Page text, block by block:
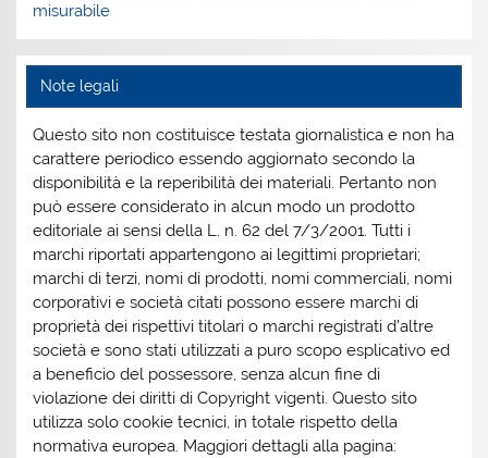
misurabile
Note legali
Questo sito non costituisce testata giornalistica e non ha
carattere periodico essendo aggiornato secondo la
disponibilità e la reperibilità dei materiali. Pertanto non
può essere considerato in alcun modo un prodotto
editoriale ai sensi della L. n. 62 del 7/3/2001. Tutti i
marchi riportati appartengono ai legittimi proprietari;
marchi di terzi, nomi di prodotti, nomi commerciali, nomi
corporativi e società citati possono essere marchi di
proprietà dei rispettivi titolari o marchi registrati d’altre
società e sono stati utilizzati a puro scopo esplicativo ed
a beneficio del possessore, senza alcun fine di
violazione dei diritti di Copyright vigenti. Questo sito
utilizza solo cookie tecnici, in totale rispetto della
normativa europea. Maggiori dettagli alla pagina: